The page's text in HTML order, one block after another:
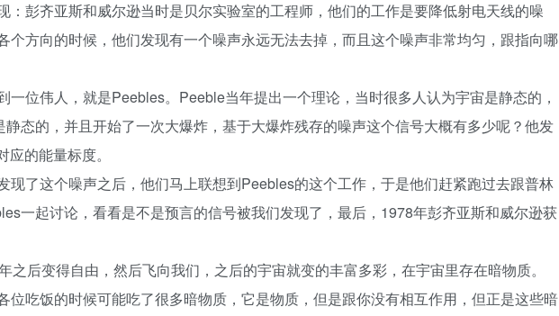
：彭齐亚斯和威尔逊当时是贝尔实验室的工程师，他们的工作是要降低射电天线的噪
个方向的时候，他们发现有一个噪声永远无法去掉，而且这个噪声非常均匀，跟指向哪
一位伟人，就是Peebles。Peeble当年提出一个理论，当时很多人认为宇宙是静态的，
态的，并且开始了一次大爆炸，基于大爆炸残存的噪声这个信号大概有多少呢？他发
的能量标度。
现了这个噪声之后，他们马上联想到Peebles的这个工作，于是他们赶紧跑过去跟普林
一起讨论，看看是不是预言的信号被我们发现了，最后，1978年彭齐亚斯和威尔逊获
之后变得自由，然后飞向我们，之后的宇宙就变的丰富多彩，在宇宙里存在暗物质。
位吃饭的时候可能吃了很多暗物质，它是物质，但是跟你没有相互作用，但正是这些暗